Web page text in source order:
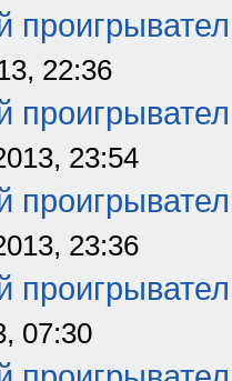
22:36
23:54
23:36
07:30